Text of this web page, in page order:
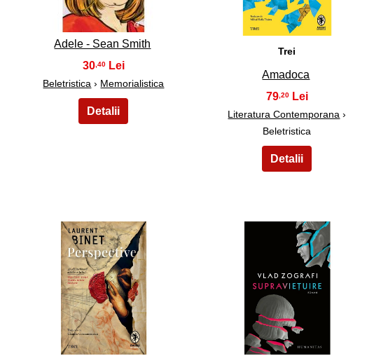
Adele - Sean Smith
30,40
Beletristica › Memorialistica
Trei
Amadoca
79,20
Literatura Contemporana ›
Beletristica
16 17